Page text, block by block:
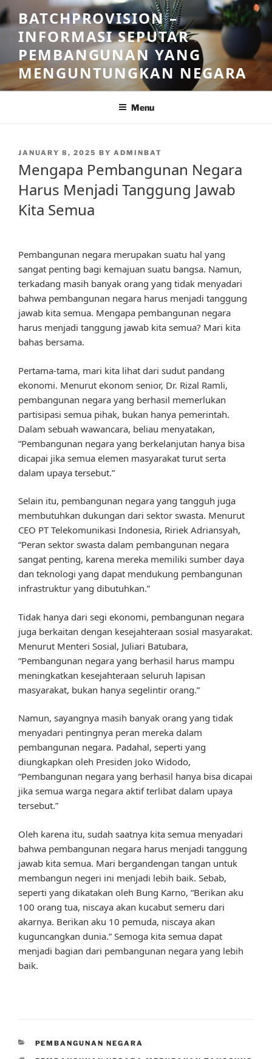
Skip
to
content
BATCHPROVISION –
INFORMASI SEPUTAR
PEMBANGUNAN YANG
MENGUNTUNGKAN NEGARA
Menu
POSTED
JANUARY 8, 2025 BY ADMINBAT
Mengapa Pembangunan Negara
Harus Menjadi Tanggung Jawab
Kita Semua
Pembangunan negara merupakan suatu hal yang
sangat penting bagi kemajuan suatu bangsa. Namun,
terkadang masih banyak orang yang tidak menyadari
bahwa pembangunan negara harus menjadi tanggung
jawab kita semua. Mengapa pembangunan negara
harus menjadi tanggung jawab kita semua? Mari kita
bahas bersama.
Pertama-tama, mari kita lihat dari sudut pandang
ekonomi. Menurut ekonom senior, Dr. Rizal Ramli,
pembangunan negara yang berhasil memerlukan
partisipasi semua pihak, bukan hanya pemerintah.
Dalam sebuah wawancara, beliau menyatakan,
“Pembangunan negara yang berkelanjutan hanya bisa
dicapai jika semua elemen masyarakat turut serta
dalam upaya tersebut.”
Selain itu, pembangunan negara yang tangguh juga
membutuhkan dukungan dari sektor swasta. Menurut
CEO PT Telekomunikasi Indonesia, Ririek Adriansyah,
“Peran sektor swasta dalam pembangunan negara
sangat penting, karena mereka memiliki sumber daya
dan teknologi yang dapat mendukung pembangunan
infrastruktur yang dibutuhkan.”
Tidak hanya dari segi ekonomi, pembangunan negara
juga berkaitan dengan kesejahteraan sosial masyarakat.
Menurut Menteri Sosial, Juliari Batubara,
“Pembangunan negara yang berhasil harus mampu
meningkatkan kesejahteraan seluruh lapisan
masyarakat, bukan hanya segelintir orang.”
Namun, sayangnya masih banyak orang yang tidak
menyadari pentingnya peran mereka dalam
pembangunan negara. Padahal, seperti yang
diungkapkan oleh Presiden Joko Widodo,
“Pembangunan negara yang berhasil hanya bisa dicapai
jika semua warga negara aktif terlibat dalam upaya
tersebut.”
Oleh karena itu, sudah saatnya kita semua menyadari
bahwa pembangunan negara harus menjadi tanggung
jawab kita semua. Mari bergandengan tangan untuk
membangun negeri ini menjadi lebih baik. Sebab,
seperti yang dikatakan oleh Bung Karno, “Berikan aku
100 orang tua, niscaya akan kucabut semeru dari
akarnya. Berikan aku 10 pemuda, niscaya akan
kuguncangkan dunia.” Semoga kita semua dapat
menjadi bagian dari pembangunan negara yang lebih
baik.
CATEGORIES
PEMBANGUNAN NEGARA